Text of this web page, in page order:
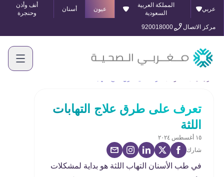
عربي
المملكة العربية
السعودية
عيون أسنان
أنف وأذن
وحنجرة
مركز الاتصال
920018000
تعرف على طرق علاج التهابات
اللثة
١٥ أغسطس ٢٠٢٤
شارك
في طب الأسنان التهاب اللثة هو بداية لمشكلات